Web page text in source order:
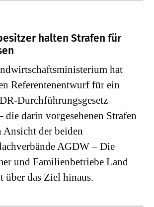
halten Strafen für
hat
Referentenentwurf für ein
Durchführungsgesetz
die darin vorgesehenen Strafen
Ansicht der beiden
AGDW – Die
und Familienbetriebe Land
über das Ziel hinaus.